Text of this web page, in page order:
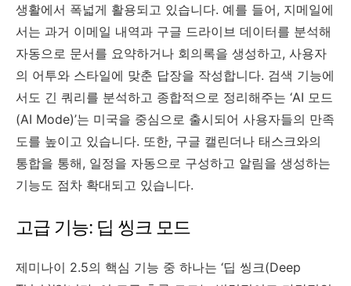
생활에서 폭넓게 활용되고 있습니다. 예를 들어, 지메일에
서는 과거 이메일 내역과 구글 드라이브 데이터를 분석해
자동으로 문서를 요약하거나 회의록을 생성하고, 사용자
의 어투와 스타일에 맞춘 답장을 작성합니다. 검색 기능에
서도 긴 쿼리를 분석하고 종합적으로 정리해주는 ‘AI 모드
(AI Mode)’는 미국을 중심으로 출시되어 사용자들의 만족
도를 높이고 있습니다. 또한, 구글 캘린더나 태스크와의
통합을 통해, 일정을 자동으로 구성하고 알림을 생성하는
기능도 점차 확대되고 있습니다.
고급 기능: 딥 씽크 모드
제미나이 2.5의 핵심 기능 중 하나는 ‘딥 씽크(Deep